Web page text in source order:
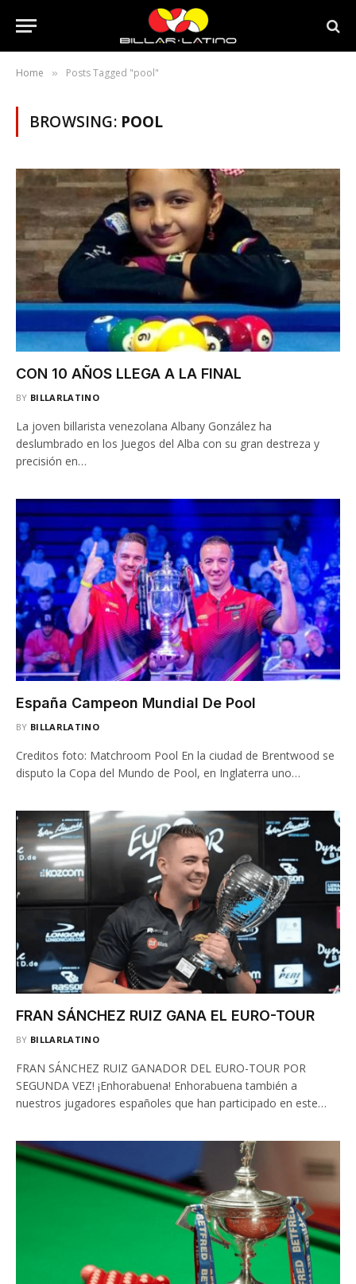
Home » Posts Tagged "pool"
BROWSING: POOL
CON 10 AÑOS LLEGA A LA FINAL
BY BILLARLATINO
La joven billarista venezolana Albany González ha
deslumbrado en los Juegos del Alba con su gran destreza y
precisión en…
España Campeon Mundial De Pool
BY BILLARLATINO
Creditos foto: Matchroom Pool En la ciudad de Brentwood se
disputo la Copa del Mundo de Pool, en Inglaterra uno…
FRAN SÁNCHEZ RUIZ GANA EL EURO-TOUR
BY BILLARLATINO
FRAN SÁNCHEZ RUIZ GANADOR DEL EURO-TOUR POR
SEGUNDA VEZ! ¡Enhorabuena! Enhorabuena también a
nuestros jugadores españoles que han participado en este…